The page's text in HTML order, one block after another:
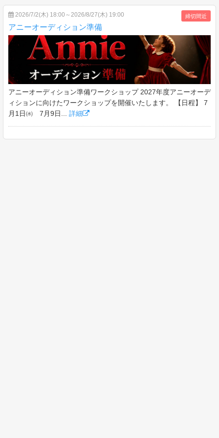
締切間近
2026/7/2(木) 18:00～2026/8/27(木) 19:00
アニーオーディション準備
アニーオーディション準備ワークショップ 2027年度アニーオーデ
ィションに向けたワークショップを開催いたします。 【日程】 7
月1日㈬ 7月9日... 詳細